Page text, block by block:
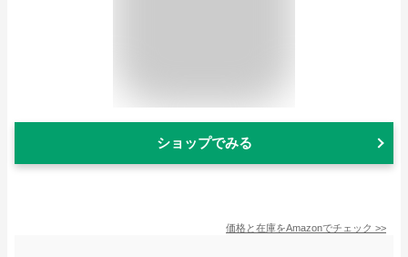
ショップでみる
価格と在庫をAmazonでチェック >>